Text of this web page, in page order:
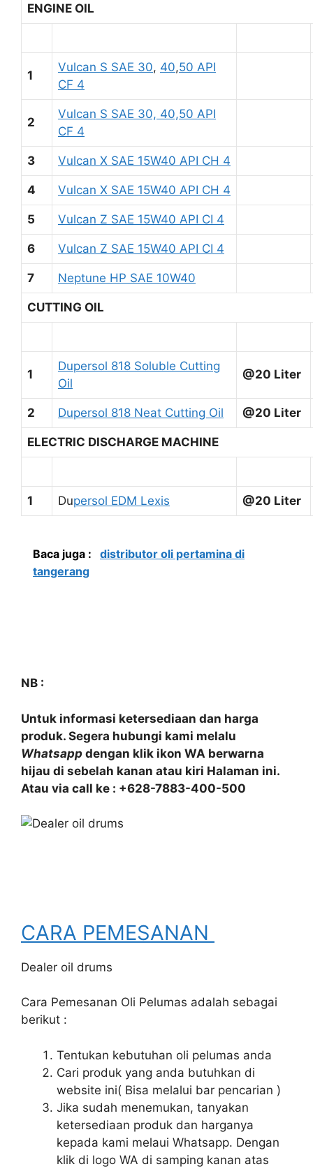
ENGINE OIL
1
Vulcan S SAE 30, 40,50 API
CF 4
2
Vulcan S SAE 30, 40,50 API
CF 4
3 Vulcan X SAE 15W40 API CH 4
4 Vulcan X SAE 15W40 API CH 4
5 Vulcan Z SAE 15W40 API CI 4
6 Vulcan Z SAE 15W40 API CI 4
7 Neptune HP SAE 10W40
CUTTING OIL
1
Dupersol 818 Soluble Cutting
Oil
@20 Liter
2 Dupersol 818 Neat Cutting Oil @20 Liter
ELECTRIC DISCHARGE MACHINE
1 Dupersol EDM Lexis @20 Liter
Baca juga :
distributor oli pertamina di
tangerang
NB :
Untuk informasi ketersediaan dan harga
produk. Segera hubungi kami melalu
Whatsapp dengan klik ikon WA berwarna
hijau di sebelah kanan atau kiri Halaman ini.
Atau via call ke : +628-7883-400-500
CARA PEMESANAN
Dealer oil drums
Cara Pemesanan Oli Pelumas adalah sebagai
berikut :
Tentukan kebutuhan oli pelumas anda
Cari produk yang anda butuhkan di
website ini( Bisa melalui bar pencarian )
Jika sudah menemukan, tanyakan
ketersediaan produk dan harganya
kepada kami melaui Whatsapp. Dengan
klik di logo WA di samping kanan atas